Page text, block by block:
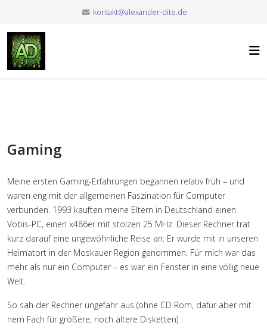
kontakt@alexander-dite.de
Gaming
Meine ersten Gaming-Erfahrungen begannen relativ früh – und
waren eng mit der allgemeinen Faszination für Computer
verbunden. 1993 kauften meine Eltern in Deutschland einen
Vobis-PC, einen x486er mit stolzen 25 MHz. Dieser Rechner trat
kurz darauf eine ungewöhnliche Reise an: Er wurde mit in unseren
Heimatort in der Moskauer Region genommen. Für mich war das
mehr als nur ein Computer – es war ein Fenster in eine völlig neue
Welt.
So sah der Rechner ungefähr aus (ohne CD Rom, dafür aber mit
nem Fach für größere, noch ältere Disketten):